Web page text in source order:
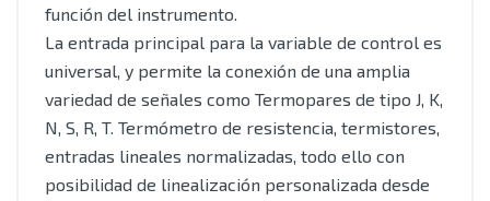
función del instrumento.
La entrada principal para la variable de control es
universal, y permite la conexión de una amplia
variedad de señales como Termopares de tipo J, K,
N, S, R, T. Termómetro de resistencia, termistores,
entradas lineales normalizadas, todo ello con
posibilidad de linealización personalizada desde